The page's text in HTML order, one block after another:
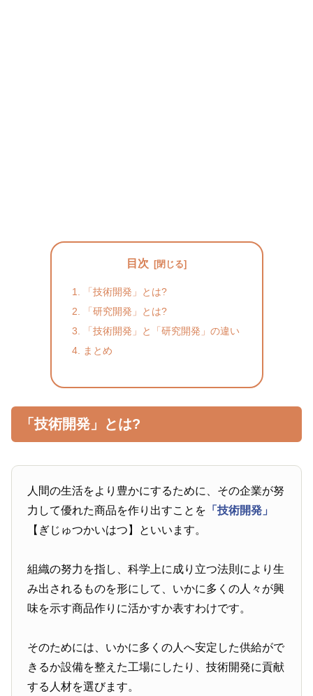
目次
「技術開発」とは?
「研究開発」とは?
「技術開発」と「研究開発」の違い
まとめ
「技術開発」とは?
人間の生活をより豊かにするために、その企業が努
力して優れた商品を作り出すことを 「技術開発」
【ぎじゅつかいはつ】といいます。
組織の努力を指し、科学上に成り立つ法則により生
み出されるものを形にして、いかに多くの人々が興
味を示す商品作りに活かすか表すわけです。
そのためには、いかに多くの人へ安定した供給がで
きるか設備を整えた工場にしたり、技術開発に貢献
する人材を選びます。